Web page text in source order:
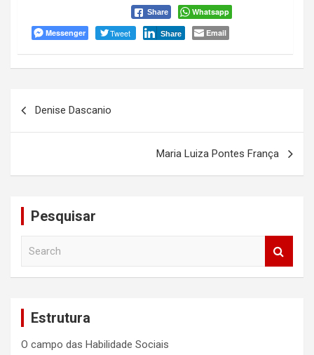
Share
Whatsapp
Messenger
Tweet Share Email
Denise Dascanio
Maria Luiza Pontes França
Pesquisar
Estrutura
O campo das Habilidade Sociais